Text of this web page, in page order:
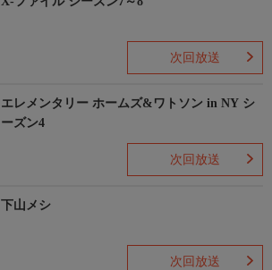
次回放送
エレメンタリー ホームズ&ワトソン in NY シ
ーズン4
次回放送
下山メシ
次回放送